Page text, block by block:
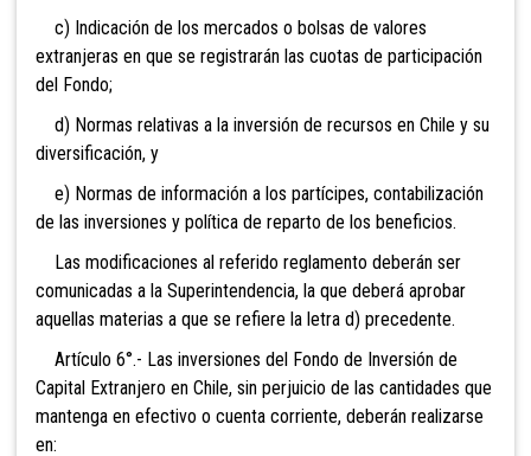
c) Indicación de los mercados o bolsas de valores
extranjeras en que se registrarán las cuotas de participación
del Fondo;
d) Normas relativas a la inversión de recursos en Chile y su
diversificación, y
e) Normas de información a los partícipes, contabilización
de las inversiones y política de reparto de los beneficios.
Las modificaciones al referido reglamento deberán ser
comunicadas a la Superintendencia, la que deberá aprobar
aquellas materias a que se refiere la letra d) precedente.
Artículo 6°.- Las inversiones del Fondo de Inversión de
Capital Extranjero en Chile, sin perjuicio de las cantidades que
mantenga en efectivo o cuenta corriente, deberán realizarse
en: